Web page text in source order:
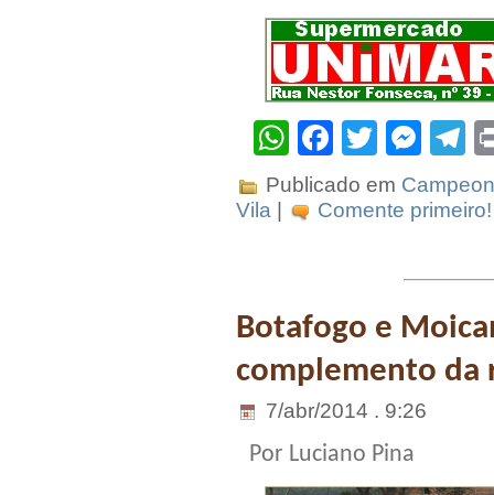
WhatsApp
Facebook
Twitter
Publicado em
Vila | Comente
Botafogo e
complemento da
7/abr/2014 . 9:26
Por Luciano Pina